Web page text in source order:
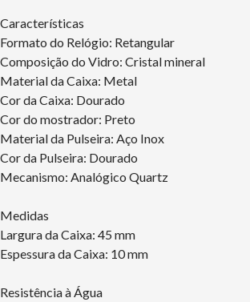
Características
Formato do Relógio: Retangular
Composição do Vidro: Cristal mineral
Material da Caixa: Metal
Cor da Caixa: Dourado
Cor do mostrador: Preto
Material da Pulseira: Aço Inox
Cor da Pulseira: Dourado
Mecanismo: Analógico Quartz
Medidas
Largura da Caixa: 45 mm
Espessura da Caixa: 10 mm
Resistência à Água